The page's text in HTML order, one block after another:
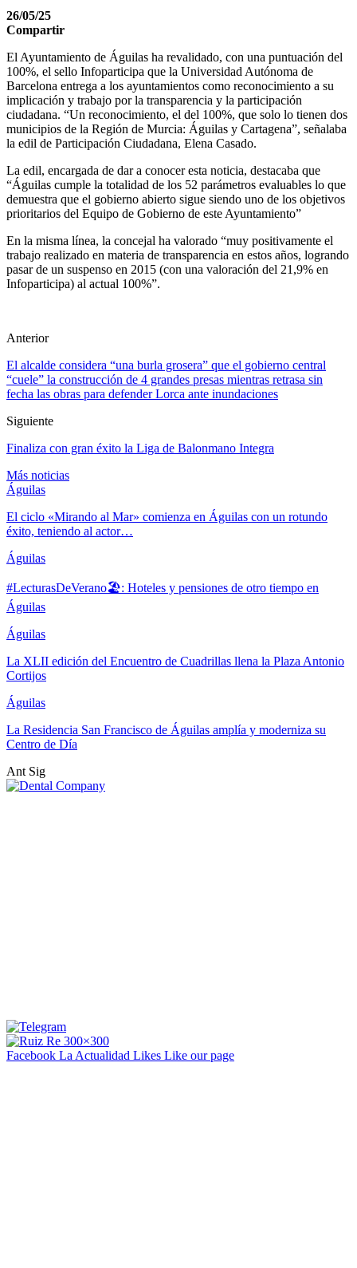
26/05/25
Compartir
El Ayuntamiento de Águilas ha revalidado, con una puntuación del
100%, el sello Infoparticipa que la Universidad Autónoma de
Barcelona entrega a los ayuntamientos como reconocimiento a su
implicación y trabajo por la transparencia y la participación
ciudadana. “Un reconocimiento, el del 100%, que solo lo tienen dos
municipios de la Región de Murcia: Águilas y Cartagena”, señalaba
la edil de Participación Ciudadana, Elena Casado.
La edil, encargada de dar a conocer esta noticia, destacaba que
“Águilas cumple la totalidad de los 52 parámetros evaluables lo que
demuestra que el gobierno abierto sigue siendo uno de los objetivos
prioritarios del Equipo de Gobierno de este Ayuntamiento”
En la misma línea, la concejal ha valorado “muy positivamente el
trabajo realizado en materia de transparencia en estos años, logrando
pasar de un suspenso en 2015 (con una valoración del 21,9% en
Infoparticipa) al actual 100%”.
Anterior
El alcalde considera “una burla grosera” que el gobierno central
“cuele” la construcción de 4 grandes presas mientras retrasa sin
fecha las obras para defender Lorca ante inundaciones
Siguiente
Finaliza con gran éxito la Liga de Balonmano Integra
Más noticias
Águilas
El ciclo «Mirando al Mar» comienza en Águilas con un rotundo
éxito, teniendo al actor…
Águilas
#LecturasDeVerano🏖: Hoteles y pensiones de otro tiempo en
Águilas
Águilas
La XLII edición del Encuentro de Cuadrillas llena la Plaza Antonio
Cortijos
Águilas
La Residencia San Francisco de Águilas amplía y moderniza su
Centro de Día
Ant Sig
Facebook La Actualidad Likes Like our page